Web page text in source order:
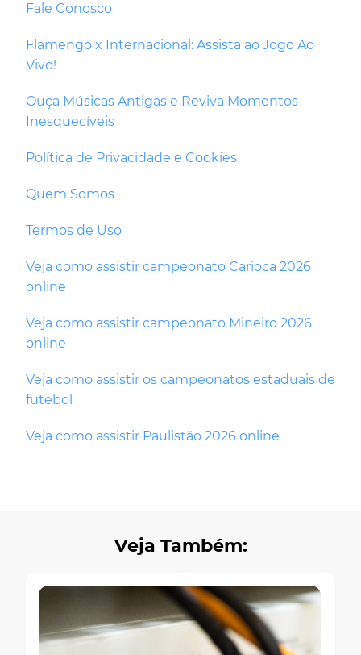
Fale Conosco
Flamengo x Internacional: Assista ao Jogo Ao
Vivo!
Ouça Músicas Antigas e Reviva Momentos
Inesquecíveis
Política de Privacidade e Cookies
Quem Somos
Termos de Uso
Veja como assistir campeonato Carioca 2026
online
Veja como assistir campeonato Mineiro 2026
online
Veja como assistir os campeonatos estaduais de
futebol
Veja como assistir Paulistão 2026 online
Veja Também: